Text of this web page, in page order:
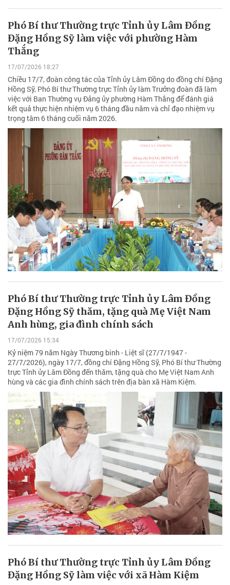
Phó Bí thư Thường trực Tỉnh ủy Lâm Đồng
Đặng Hồng Sỹ làm việc với phường Hàm
Thắng
17/07/2026 18:27
Chiều 17/7, đoàn công tác của Tỉnh ủy Lâm Đồng do đồng chí Đặng
Hồng Sỹ, Phó Bí thư Thường trực Tỉnh ủy làm Trưởng đoàn đã làm
việc với Ban Thường vụ Đảng ủy phường Hàm Thắng để đánh giá
kết quả thực hiện nhiệm vụ 6 tháng đầu năm và chỉ đạo nhiệm vụ
trọng tâm 6 tháng cuối năm 2026.
Phó Bí thư Thường trực Tỉnh ủy Lâm Đồng
Đặng Hồng Sỹ thăm, tặng quà Mẹ Việt Nam
Anh hùng, gia đình chính sách
17/07/2026 15:34
Kỷ niệm 79 năm Ngày Thương binh - Liệt sĩ (27/7/1947 -
27/7/2026), ngày 17/7, đồng chí Đặng Hồng Sỹ, Phó Bí thư Thường
trực Tỉnh ủy Lâm Đồng đến thăm, tặng quà cho Mẹ Việt Nam Anh
hùng và các gia đình chính sách trên địa bàn xã Hàm Kiệm.
Phó Bí thư Thường trực Tỉnh ủy Lâm Đồng
Đặng Hồng Sỹ làm việc với xã Hàm Kiệm